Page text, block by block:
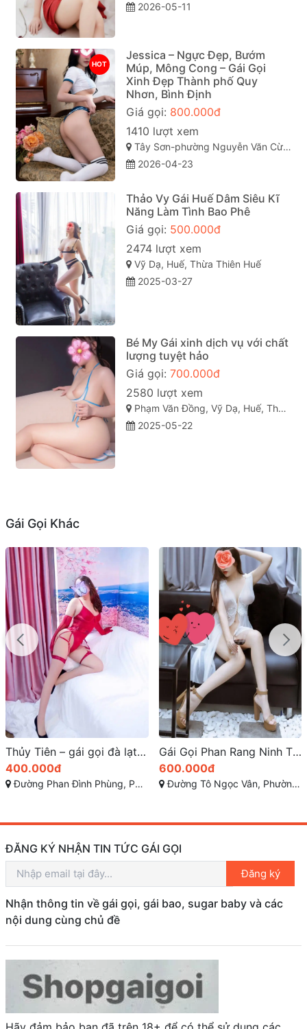
2026-05-11
HOT
Jessica – Ngực Đẹp, Bướm
Múp, Mông Cong – Gái Gọi
Xinh Đẹp Thành phố Quy
Nhơn, Bình Định
Giá gọi: 800.000đ
1410 lượt xem
Tây Sơn-phường Nguyễn Văn Cừ, Quy Nhơn, Bình Định
2026-04-23
Thảo Vy Gái Huế Dâm Siêu Kĩ
Năng Làm Tình Bao Phê
Giá gọi: 500.000đ
2474 lượt xem
Vỹ Dạ, Huế, Thừa Thiên Huế
2025-03-27
Bé My Gái xinh dịch vụ với chất
lượng tuyệt hảo
Giá gọi: 700.000đ
2580 lượt xem
Phạm Văn Đồng, Vỹ Dạ, Huế, Thừa Thiên Huế
2025-05-22
Gái Gọi Khác
Gái Gọi Phan Rang Ninh Thuận: Dịch Vụ tình dục Miền Trung
600.000đ
Đường Tô Ngọc Vân, Phường Thanh Sơn, Thành Phố Phan Rang-Tháp Chàm, Tỉnh Ninh Thuận
Hải Yến hoàn hảo của vẻ đẹp và sự quyến rũ
300.000đ
Nguyễn Văn Linh, Phường 1, Ngã Năm, Sóc Trăng
ĐĂNG KÝ NHẬN TIN TỨC GÁI GỌI
Đăng ký
Nhận thông tin về gái gọi, gái bao, sugar baby và các
nội dung cùng chủ đề